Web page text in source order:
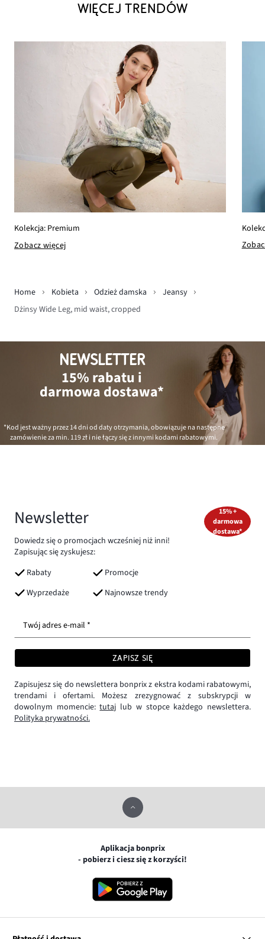
WIĘCEJ TRENDÓW
Kolekcja: Premium
Zobacz więcej
Home Kobieta Odzież damska
Jeansy
Dżinsy Wide Leg, mid waist, cropped
NEWSLETTER
15% rabatu i
darmowa dostawa*
*Kod jest ważny przez 14 dni od daty otrzymania, obowiązuje na następne
zamówienie za min. 119 złi nie łączy się z innymi kodami rabatowymi.
Newsletter
Dowiedz się o promocjach wcześniej niż inni!
Zapisując się zyskujesz:
Rabaty
Promocje
Wyprzedaże
Najnowsze trendy
15% +
darmowa
dostawa*
Twój adres e-mail *
ZAPISZ SIĘ
Zapisujesz się do newslettera bonprix z ekstra kodami rabatowymi,
trendami i ofertami. Możesz zrezygnować z subskrypcji w
dowolnym momencie:tutaj lub w stopce każdego newslettera.
Polityka prywatności.
Aplikacja bonprix
- pobierz i ciesz się z korzyści!